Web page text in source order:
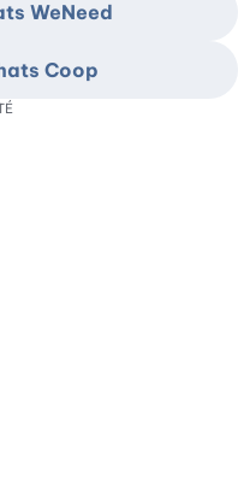
WeNeed
Coop